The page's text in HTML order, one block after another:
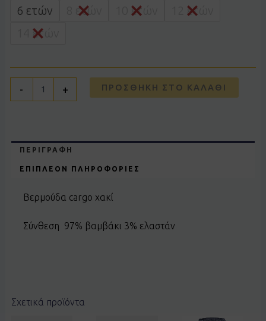
6 ετών 8 ετών 10 ετών
12 ετών
14 ετών
-
2444406
χακί
ποσότητα
+ ΠΡΟΣΘΉΚΗ ΣΤΟ ΚΑΛΆΘΙ
ΠΕΡΙΓΡΑΦΉ
ΕΠΙΠΛΈΟΝ ΠΛΗΡΟΦΟΡΊΕΣ
Βερμούδα cargo χακί
Σύνθεση 97% βαμβάκι 3% ελαστάν
Σχετικά προϊόντα